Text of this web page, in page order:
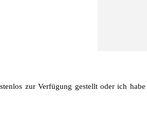
zur Verfügung gestellt oder ich